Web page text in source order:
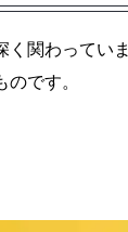
く関わってい
です。